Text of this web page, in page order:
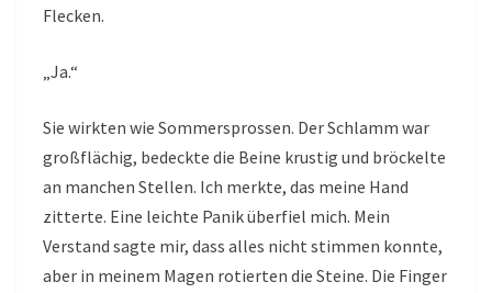
Flecken.
„Ja.“
Sie wirkten wie Sommersprossen. Der Schlamm war
großflächig, bedeckte die Beine krustig und bröckelte
an manchen Stellen. Ich merkte, das meine Hand
zitterte. Eine leichte Panik überfiel mich. Mein
Verstand sagte mir, dass alles nicht stimmen konnte,
aber in meinem Magen rotierten die Steine. Die Finger